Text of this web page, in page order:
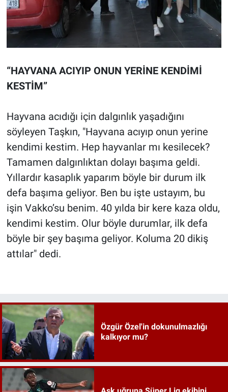
“HAYVANA ACIYIP ONUN YERİNE KENDİMİ
KESTİM”
Hayvana acıdığı için dalgınlık yaşadığını
söyleyen Taşkın, "Hayvana acıyıp onun yerine
kendimi kestim. Hep hayvanlar mı kesilecek?
Tamamen dalgınlıktan dolayı başıma geldi.
Yıllardır kasaplık yaparım böyle bir durum ilk
defa başıma geliyor. Ben bu işte ustayım, bu
işin Vakko’su benim. 40 yılda bir kere kaza oldu,
kendimi kestim. Olur böyle durumlar, ilk defa
böyle bir şey başıma geliyor. Koluma 20 dikiş
attılar" dedi.
Özgür Özel'in dokunulmazlığı
kalkıyor mu?